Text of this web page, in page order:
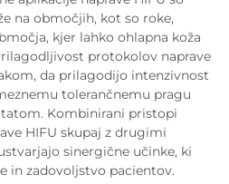
na območjih, kot so roke,
kjer lahko ohlapna koža
protokolov naprave
da prilagodijo intenzivnost
tolerančnemu pragu
Kombinirani pristopi
HIFU skupaj z drugimi
sinergične učinke, ki
in zadovoljstvo pacientov.